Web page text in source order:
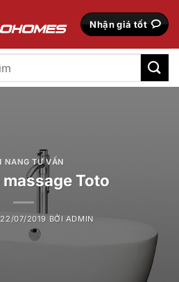
Nhận giá tốt
NANG TƯ VẤN
massage Toto
22/07/2019 BỞI ADMIN